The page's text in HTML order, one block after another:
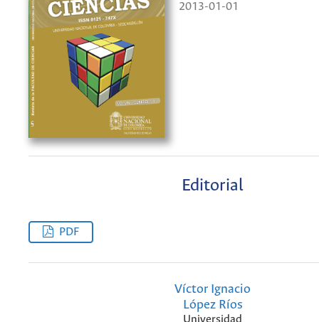
2013-01-01
Editorial
PDF
Víctor Ignacio
López Ríos
Universidad